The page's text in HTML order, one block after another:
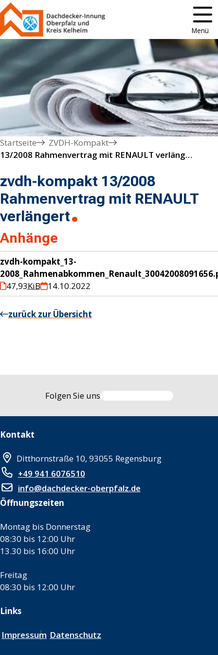
Menü
Startseite
ZVDH-Kompakt
13/2008 Rahmenvertrag mit RENAULT verlängert
zvdh-kompakt 13/2008
Rahmenvertrag mit RENAULT
verlängert
Anhänge
zvdh-kompakt_13-
47,93KiB 14.10.2022
zurück zur Übersicht
Folgen Sie uns
Kontakt
Ditthornstraße 10, 93055 Regensburg
+49 941 6076510
info@dachdecker-oberpfalz.de
Öffnungszeiten
Montag bis Donnerstag
08:30 bis 12:00 Uhr
13.30 bis 16:00 Uhr
Freitag
08:30 bis 12:00 Uhr
Links
Impressum Datenschutz